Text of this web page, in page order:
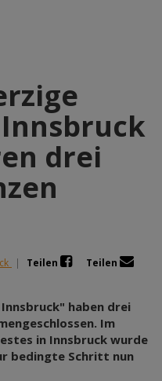
drei
| Teilen
Teilen
haben drei
Im
in Innsbruck wurde
bedingte Schritt nun